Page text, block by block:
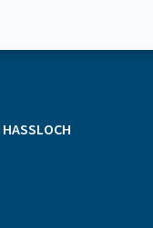
HASSLOCH